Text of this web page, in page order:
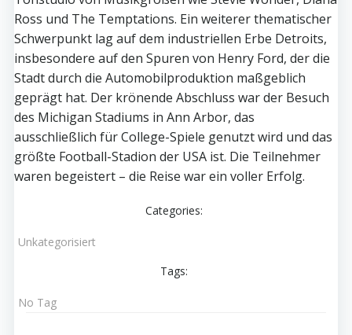
Ross und The Temptations. Ein weiterer thematischer
Schwerpunkt lag auf dem industriellen Erbe Detroits,
insbesondere auf den Spuren von Henry Ford, der die
Stadt durch die Automobilproduktion maßgeblich
geprägt hat. Der krönende Abschluss war der Besuch
des Michigan Stadiums in Ann Arbor, das
ausschließlich für College-Spiele genutzt wird und das
größte Football-Stadion der USA ist. Die Teilnehmer
waren begeistert – die Reise war ein voller Erfolg.
Categories:
Unkategorisiert
Tags:
No Tag